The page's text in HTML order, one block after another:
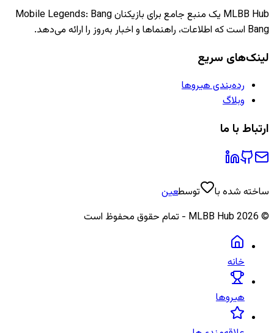
MLBB Hub یک منبع جامع برای بازیکنان Mobile Legends: Bang
Bang است که اطلاعات، راهنماها و اخبار به‌روز را ارائه می‌دهد.
لینک‌های سریع
رده‌بندی هیروها
وبلاگ
ارتباط با ما
ساخته شده با توسطعین
©
2026
خانه
هیروها